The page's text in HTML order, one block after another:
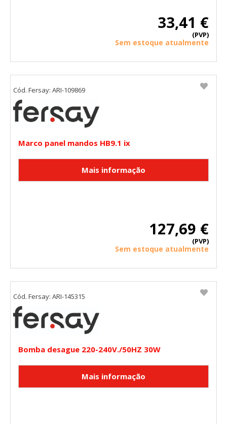
33,41 €
(PVP)
Sem estoque atualmente
Marco panel mandos HB9.1 ix
127,69 €
(PVP)
Sem estoque atualmente
Cód. Fersay: ARI-109869
Bomba desague 220-240V./50HZ 30W
Cód. Fersay: ARI-145315